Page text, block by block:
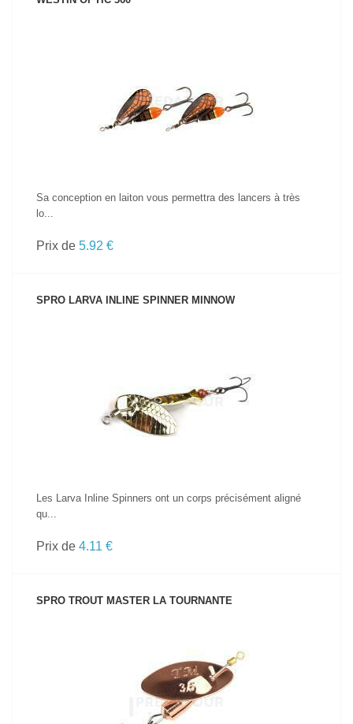
Sa conception en laiton vous permettra des lancers à très
lo...
Prix de 5.92 €
SPRO LARVA INLINE SPINNER MINNOW
Les Larva Inline Spinners ont un corps précisément aligné
qu...
Prix de 4.11 €
SPRO TROUT MASTER LA TOURNANTE
VOIR LE PRODUIT